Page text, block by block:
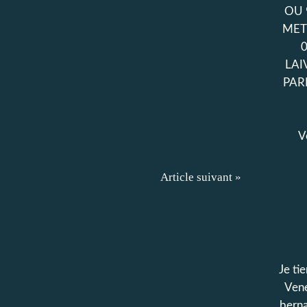
Article suivant »
OU
Je